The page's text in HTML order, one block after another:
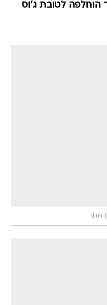
הוחלפה לטובת ג'וס
מסך